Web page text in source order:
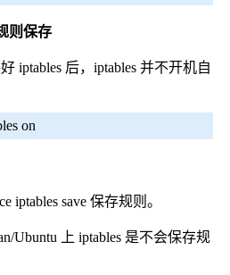
则保存
iptables 后，iptables 并不开机自
on
iptables save 保存规则。
Ubuntu 上 iptables 是不会保存规